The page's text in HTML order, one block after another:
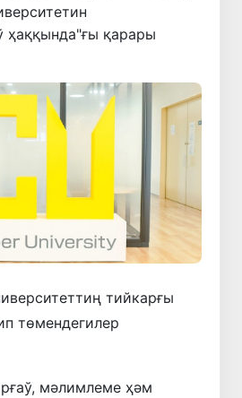
ҳаққында"ғы қарары
тийкарғы
төмендегилер
мәлимлеме ҳәм